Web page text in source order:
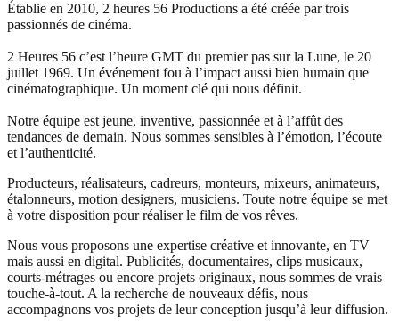
Établie en 2010, 2 heures 56 Productions a été créée par trois
passionnés de cinéma.
2 Heures 56 c’est l’heure GMT du premier pas sur la Lune, le 20
juillet 1969. Un événement fou à l’impact aussi bien humain que
cinématographique. Un moment clé qui nous définit.
Notre équipe est jeune, inventive, passionnée et à l’affût des
tendances de demain. Nous sommes sensibles à l’émotion, l’écoute
et l’authenticité.
Producteurs, réalisateurs, cadreurs, monteurs, mixeurs, animateurs,
étalonneurs, motion designers, musiciens. Toute notre équipe se met
à votre disposition pour réaliser le film de vos rêves.
Nous vous proposons une expertise créative et innovante, en TV
mais aussi en digital. Publicités, documentaires, clips musicaux,
courts-métrages ou encore projets originaux, nous sommes de vrais
touche-à-tout. A la recherche de nouveaux défis, nous
accompagnons vos projets de leur conception jusqu’à leur diffusion.